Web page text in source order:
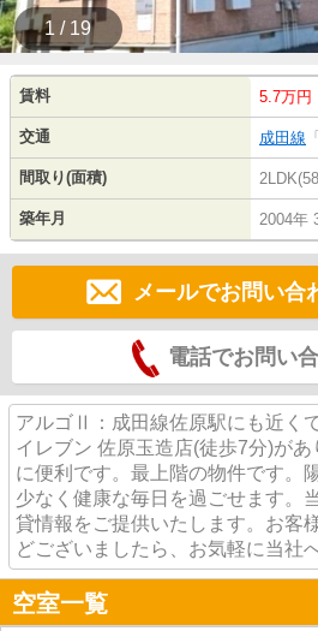
1 / 19
賃料 5.7万円
交通 成田線
間取り(面積)
築年月 2004年
メールでお問い合
電話でお問い
アルゴⅡ：成田線佐原駅にも近く
イレブン 佐原玉造店(徒歩7分)が
に便利です。最上階の物件です。
少なく健康な毎日を過ごせます。
貸情報をご提供いたします。お客
どございましたら、お気軽に当社
空室一覧